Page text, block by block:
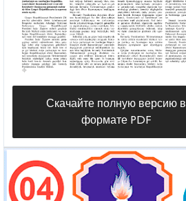
Скачайте полную версию в
формате PDF